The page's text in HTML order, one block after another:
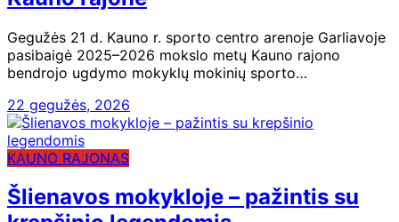
Gegužės 21 d. Kauno r. sporto centro arenoje Garliavoje
pasibaigė 2025–2026 mokslo metų Kauno rajono
bendrojo ugdymo mokyklų mokinių sporto…
22 gegužės, 2026
KAUNO RAJONAS
Šlienavos mokykloje – pažintis su